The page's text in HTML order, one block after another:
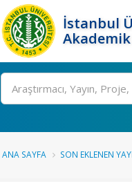
İstanbul
Ara
ANA SAYFA SON EKLENEN